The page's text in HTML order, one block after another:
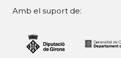
Amb el suport de: